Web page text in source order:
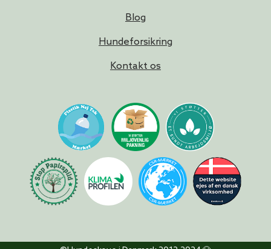
Blog
Hundeforsikring
Kontakt os